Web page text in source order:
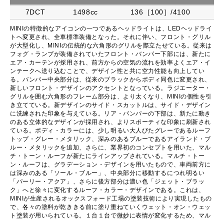
7DCT 1498cc 136［100］/4100
MINIの特徴的なアイコンの一つであるヘッドライトは、LEDヘッドライ
トへ変更され、全車標準装備となった。それに伴い、フロント・グリル
が大型化し、MINIの伝統的な六角形のグリルを際立たせている。従来は
フォグ・ランプが装備されていたフロント・バンパー下部には、新たに
エア・カーテンが採用され、前方からの空気の流れを効率よくエア・イ
ンテークへ送り込むことで、デザイン性と共に空力性能も向上してい
る。バンパー中央部分は、従来のブラックからボディ同色に変更され、
新しいフロント・デザインのアクセントとなっている。ラジエーター・
グリルを囲む六角形のフレーム部分は、より太くなり、MINIの個性を引
き立てている。新デザインのサイド・スカットルは、サイド・デザイン
に洗練された印象を与えている。リア・バンパーの下部は、新たに動き
のある立体的なデザインが採用され、よりスポーティな印象に刷新され
ている。ボディ・カラーには、少し明るい大人びたグレーであるルーフ
トップ・グレー・メタリック、深みのあるブルーであるアイランド・ブ
ルー・メタリックを追加、さらに、業界初のコンセプトを用いた、マル
チ・トーン・ルーフが新たにラインアップされている。マルチ・トー
ン・ルーフは、グラデーション・デザインを用いたもので、車両前方に
は深みのある「ソール・ブルー」、中央部分に移動するにつれ明るい
「パーリー・アクア」、さらに後方部分は濃い色「ジェット・ブラッ
ク」へと徐々に変化するルーフ・カラー・デザインである。これは、
MINIが生産されるオックスフォード工場の塗装技術により実現したもの
で、各々の塗料が乾ききる前に塗り重ねていくウェット・オン・ウェッ
ト塗装が用いられている。１台１台で微妙に表情が変化するため、マル